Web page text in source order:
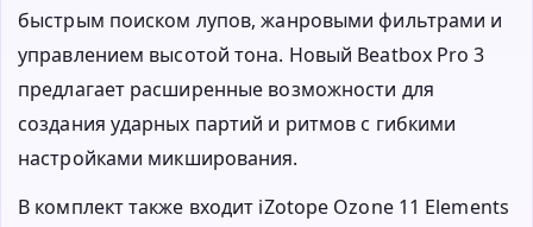
быстрым поиском лупов, жанровыми фильтрами и
управлением высотой тона. Новый Beatbox Pro 3
предлагает расширенные возможности для
создания ударных партий и ритмов с гибкими
настройками микширования.
В комплект также входит iZotope Ozone 11 Elements